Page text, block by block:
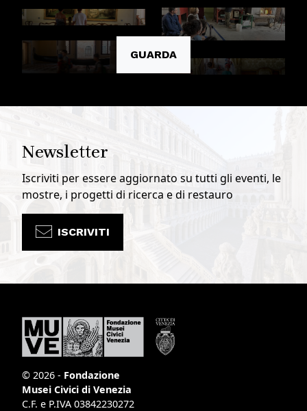
GUARDA
Newsletter
Iscriviti per essere aggiornato su tutti gli eventi, le
mostre, i progetti di ricerca e di restauro
ISCRIVITI
© 2026 - Fondazione
Musei Civici di Venezia
C.F. e P.IVA 03842230272